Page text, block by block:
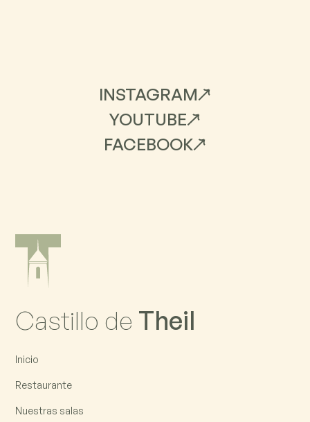
INSTAGRAM
YOUTUBE
FACEBOOK
Castillo de Theil
Inicio
Restaurante
Nuestras salas